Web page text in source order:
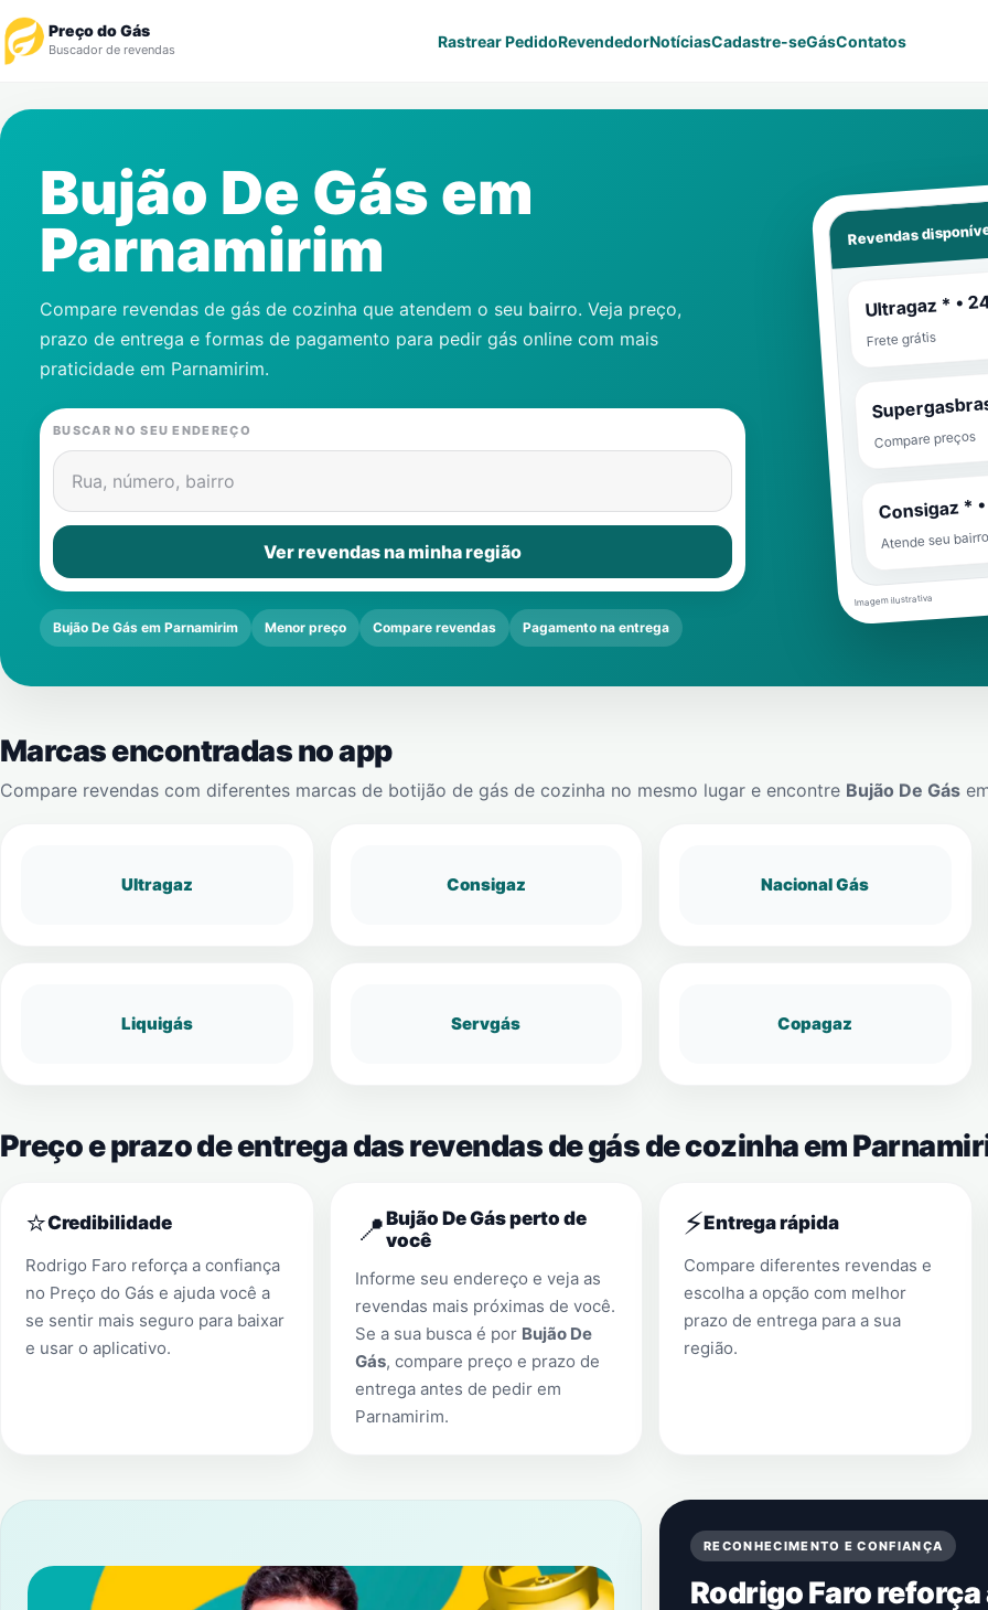
Preço do Gás
Buscador de revendas Rastrear PedidoRevendedorNotíciasCadastre-seGásContatos
Revendedor
Notícias
Gás
Contatos
Bujão De Gás em
Parnamirim
Compare revendas de gás de cozinha que atendem o seu bairro. Veja preço,
prazo de entrega e formas de pagamento para pedir gás online com mais
praticidade em Parnamirim.
BUSCAR NO SEU ENDEREÇO
Rua, número, bairro
Ver revendas na minha região
Bujão De Gás em Parnamirim Menor preço Compare revendas Pagamento na entrega
Revendas
Ultragaz * •
Frete grátis
Compare preços
Consigaz *
Atende seu
Imagem ilustrativa
Marcas encontradas no app
Compare revendas com diferentes marcas de botijão de gás de cozinha no mesmo lugar e encontre Bujão De Gás
Ultragaz Consigaz Nacional Gás
Liquigás Servgás Copagaz
Preço e prazo de entrega das revendas de gás de cozinha em
⭐Credibilidade
Rodrigo Faro reforça a confiança
no Preço do Gás e ajuda você a
se sentir mais seguro para baixar
e usar o aplicativo.
📍Bujão De Gás perto de
você
Informe seu endereço e veja as
revendas mais próximas de você.
Se a sua busca é por Bujão De
Gás, compare preço e prazo de
entrega antes de pedir em
Parnamirim.
⚡Entrega rápida
Compare diferentes revendas e
escolha a opção com melhor
prazo de entrega para a sua
região.
RECONHECIMENTO E CONFIANÇA
Rodrigo Faro